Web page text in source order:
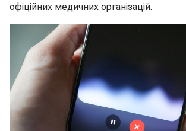
офіційних медичних організацій.